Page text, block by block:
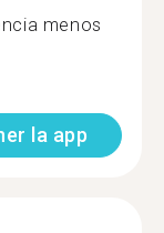
menos
la app